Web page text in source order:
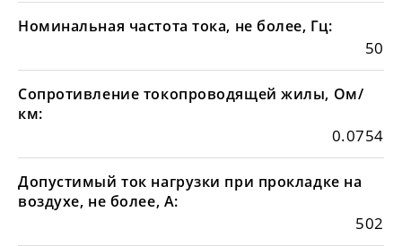
Номинальная частота тока, не более, Гц:
50
Сопротивление токопроводящей жилы, Ом/
км:
0.0754
Допустимый ток нагрузки при прокладке на
воздухе, не более, А:
502